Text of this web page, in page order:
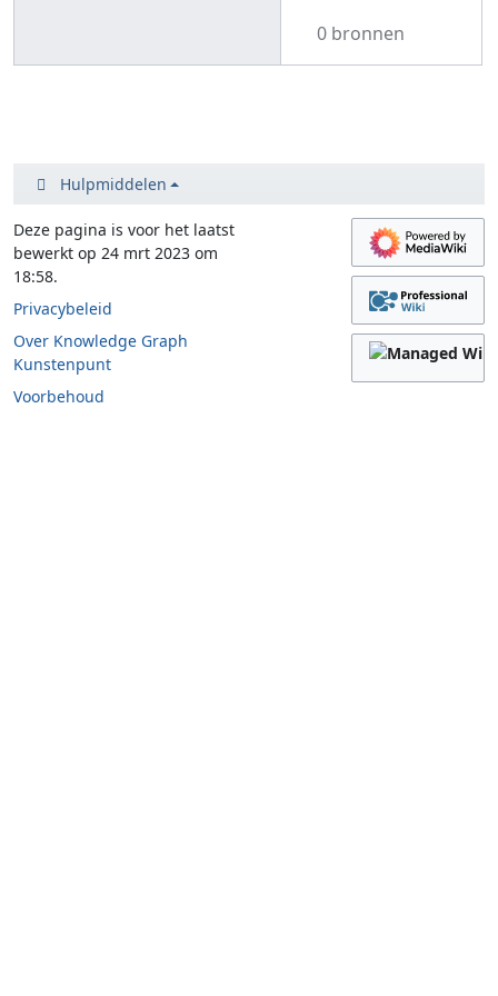
0 bronnen
Hulpmiddelen
Deze pagina is voor het laatst
bewerkt op 24 mrt 2023 om
18:58.
Privacybeleid
Over Knowledge Graph
Kunstenpunt
Voorbehoud